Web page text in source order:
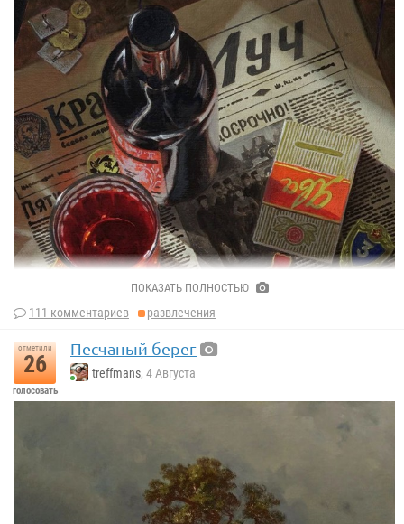
«Красный луч» 2022 г.
Николай Иванович Мазур.
ПОКАЗАТЬ ПОЛНОСТЬЮ
111 комментариев развлечения
отметили
26
голосовать
Песчаный берег
treffmans, 4 Августа